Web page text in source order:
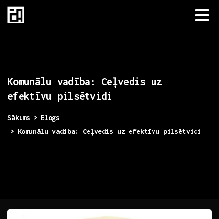
Komunālu vadība: Ceļvedis uz
efektīvu pilsētvidi
Sākums
Blogs
Komunālu vadība: Ceļvedis uz efektīvu pilsētvidi